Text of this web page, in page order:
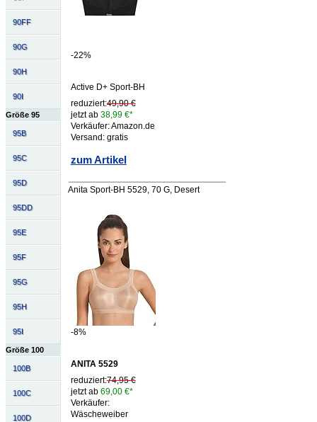
90FF
90G
90H
90I
Größe 95
95B
95C
95D
95DD
95E
95F
95G
95H
95I
Größe 100
100B
100C
100D
-22%
Active D+ Sport-BH
reduziert:49,90 €
jetzt ab 38,99 €*
Verkäufer: Amazon.de
Versand: gratis
zum Artikel
Anita Sport-BH 5529, 70 G, Desert
-8%
ANITA 5529
reduziert:74,95 €
jetzt ab 69,00 €*
Verkäufer:
Wäscheweiber